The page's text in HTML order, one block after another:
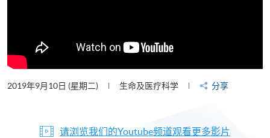
2019年9月10日 (星期二) 生命及医疗科学 分享
请浏览我们的Youtube频道观看更多影片